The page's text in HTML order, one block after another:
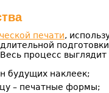
печати,
процесс выглядит
будущих наклеек;
– печатные формы;